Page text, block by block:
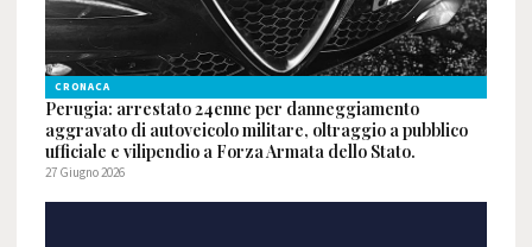
CRONACA
Perugia: arrestato 24enne per danneggiamento
aggravato di autoveicolo militare, oltraggio a pubblico
ufficiale e vilipendio a Forza Armata dello Stato.
27 Giugno 2026